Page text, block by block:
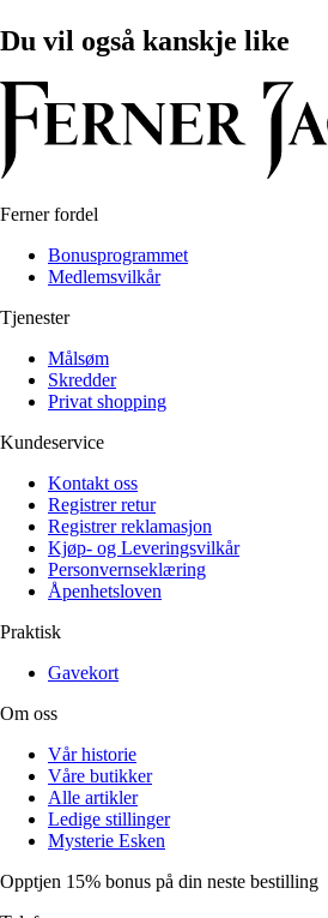
Du vil også kanskje like
Ferner fordel
Bonusprogrammet
Medlemsvilkår
Tjenester
Målsøm
Skredder
Privat shopping
Kundeservice
Kontakt oss
Registrer retur
Registrer reklamasjon
Kjøp- og Leveringsvilkår
Personvernseklæring
Åpenhetsloven
Praktisk
Gavekort
Om oss
Vår historie
Våre butikker
Alle artikler
Ledige stillinger
Mysterie Esken
Opptjen 15% bonus på din neste bestilling